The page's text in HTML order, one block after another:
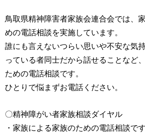
鳥取県精神障害者家族会連合会では、
めの電話相談を実施しています。
誰にも言えないつらい思いや不安な気
っている者同士だから話せることなど
ための電話相談です。
ひとりで悩まずお電話ください。
〇精神障がい者家族相談ダイヤル
・家族による家族のための電話相談です